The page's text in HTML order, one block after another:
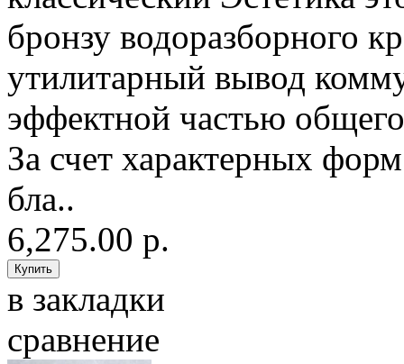
бронзу водоразборного
утилитарный вывод
эффектной частью
За счет характерных
бла..
6,275.00 р.
в закладки
сравнение